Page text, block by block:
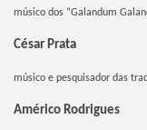
músico dos “Galandum
César Prata
músico e pesquisador das
Américo Rodrigues